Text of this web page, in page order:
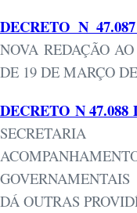
DECRETO N
NOVA REDAÇÃO
DE 19 DE MARÇO
DECRETO N
SECRETARIA
DÁ OUTRAS